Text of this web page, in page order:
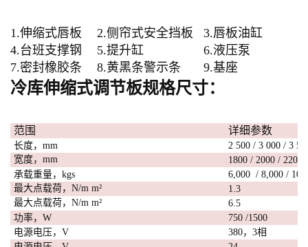
1.伸缩式唇板 2.侧帘式安全挡板
3.唇板油缸
4.台班支撑钢
5.提升缸
6.液压泵
7.密封橡胶条
8.黄黑条警示条 9.基座
冷库伸缩式调节板规格尺寸：
范围 详细参数
长度，mm
2 500 / 3 000 / 3
宽度，mm
1800 / 2000 / 2200
承载重量，kgs
6,000 / 8,000 /
最大点载荷，N/m m²
1.3
最大点载荷，N/m m²
6.5
功率，W
750 /1500
电源电压，V
380，3相